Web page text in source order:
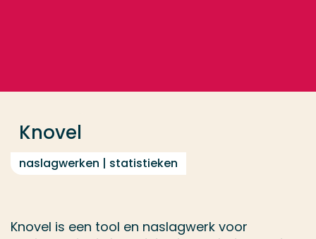
Knovel
naslagwerken | statistieken
Knovel is een tool en naslagwerk voor
Opleiding
Contact